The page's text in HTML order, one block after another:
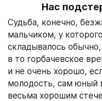
Нас
Судьба, конечно,
мальчиком, у
складывалось обычно,
в то горбачевское
и не очень хорошо,
молодость, сам юный
весьма хорошим